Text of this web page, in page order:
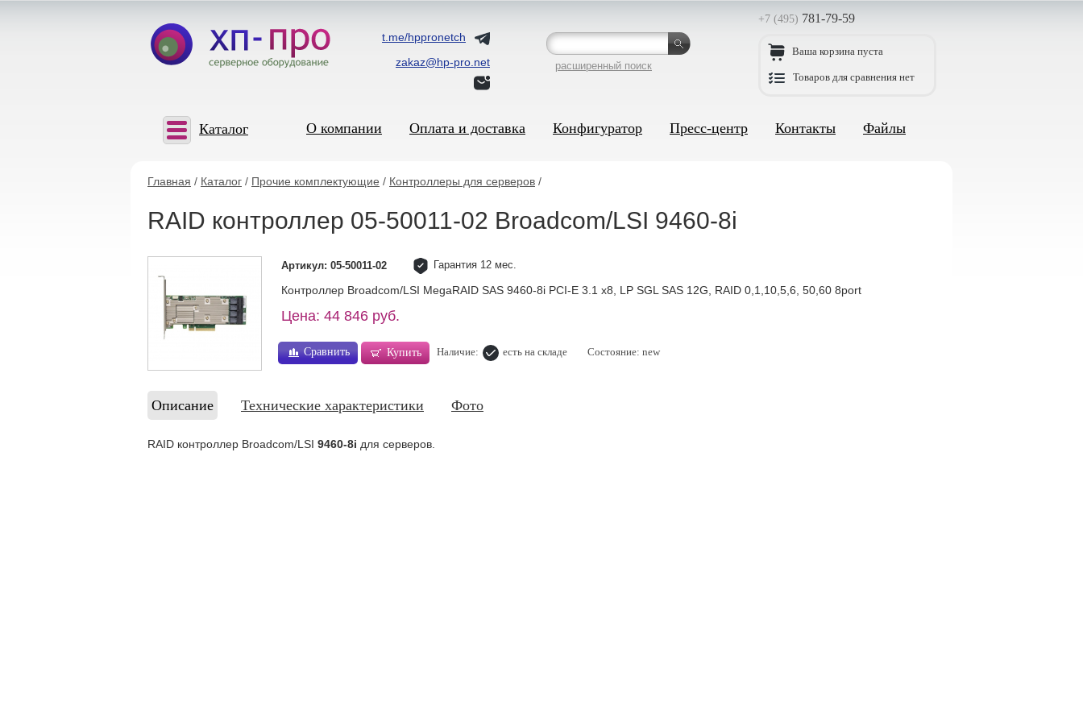
t.me/hppronetch
zakaz@hp-pro.net
расширенный поиск
+7 (495) 781-79-59
Ваша корзина пуста
Товаров для сравнения нет
Каталог О компании Оплата и доставка Конфигуратор Пресс-центр Контакты Файлы
Главная / Каталог / Прочие комплектующие / Контроллеры для серверов /
RAID контроллер 05-50011-02 Broadcom/LSI 9460-8i
Артикул: 05-50011-02 Гарантия 12 мес.
Контроллер Broadcom/LSI MegaRAID SAS 9460-8i PCI-E 3.1 x8, LP SGL SAS 12G, RAID 0,1,10,5,6, 50,60 8port
Цена: 44 846 руб.
Сравнить Купить Наличие: есть на складе Состояние: new
Описание Технические характеристики Фото
RAID контроллер Broadcom/LSI 9460-8i для серверов.